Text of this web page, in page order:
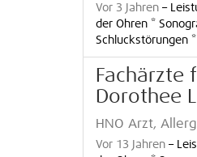
Vor 3 Jahren –
der Ohren *
Schluckstörungen
Fachärzte
Dorothee
HNO Arzt,
Vor 13 Jahren –